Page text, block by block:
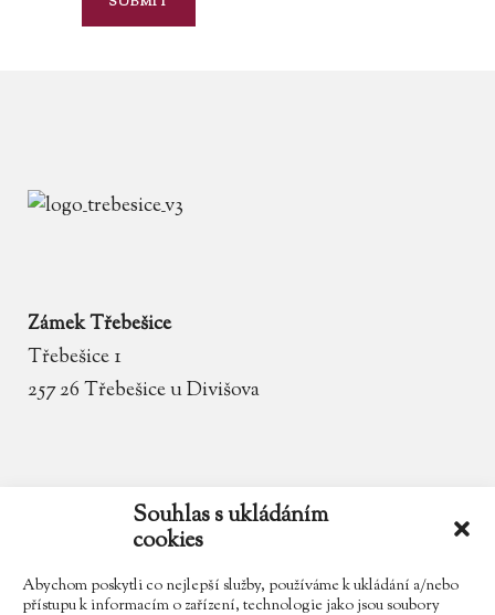
Souhlas s ukládáním
cookies
Abychom poskytli co nejlepší služby, používáme k ukládání a/nebo
přístupu k informacím o zařízení, technologie jako jsou soubory
Zámek Třebešice
Třebešice 1
257 26 Třebešice u Divišova
zamek.trebesice@volny.cz
602 354 467